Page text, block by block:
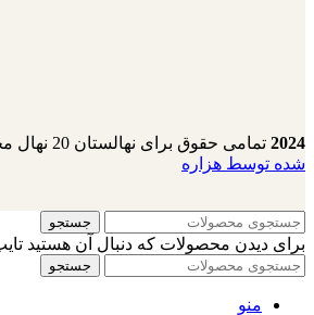
2024 تمامی حقوق برای نهالستان 20 نهال محفوظ میباشد
شده توسط هزاره
جستجو
برای دیدن محصولات که دنبال آن هستید
جستجو
منو